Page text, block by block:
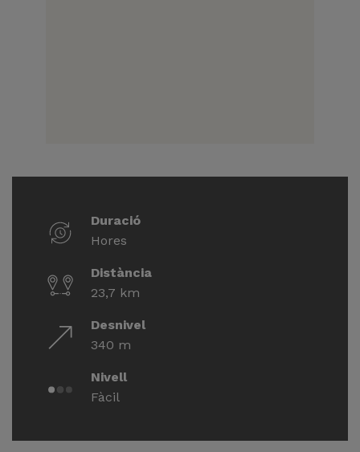
Duració
Hores
Distància
23,7 km
Desnivel
340 m
Nivell
Fàcil